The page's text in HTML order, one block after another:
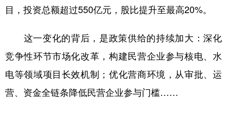
目，投资总额超过550亿元，股比提升至最高20%。
这一变化的背后，是政策供给的持续加大：深化
竞争性环节市场化改革，构建民营企业参与核电、水
电等领域项目长效机制；优化营商环境，从审批、运
营、资金全链条降低民营企业参与门槛……